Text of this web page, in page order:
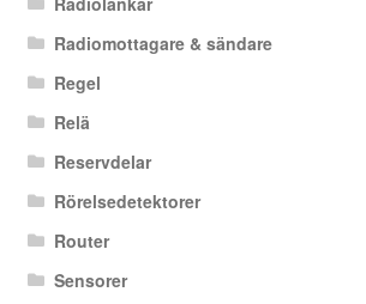
Radiomottagare & sändare
Regel
Relä
Reservdelar
Rörelsedetektorer
Router
Sensorer